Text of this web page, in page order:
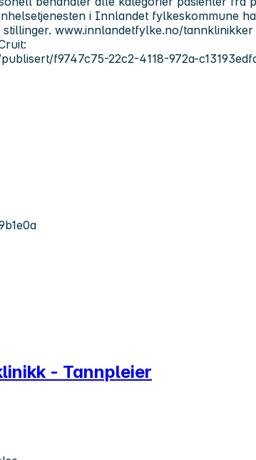
i Innlandet fylkeskommune
www.innlandetfylke.no/tannklinikker
f9747c75-22c2-4118-972a-
- Tannpleier